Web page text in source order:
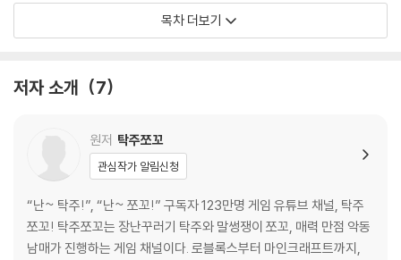
1화 마지막 승부 96
- 쪼꼬의 베스트 오브 베스트! - 액체 & 기체 BEST 168
목차 더보기
저자 소개 7
원저 탁주쪼꼬
관심작가 알림신청
“난~ 탁주!”, “난~ 쪼꼬!” 구독자 123만명 게임 유튜브 채널, 탁주
쪼꼬! 탁주쪼꼬는 장난꾸러기 탁주와 말썽쟁이 쪼꼬, 매력 만점 악동
남매가 진행하는 게임 채널이다. 로블록스부터 마인크래프트까지,